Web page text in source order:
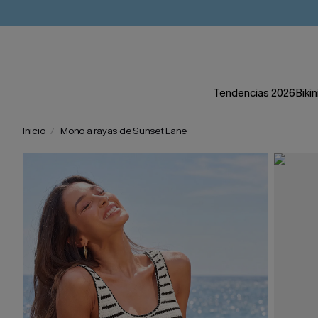
Tendencias 2026
Inicio Mono a rayas de Sunset Lane